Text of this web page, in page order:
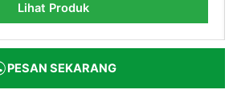
Lihat Produk
PESAN SEKARANG